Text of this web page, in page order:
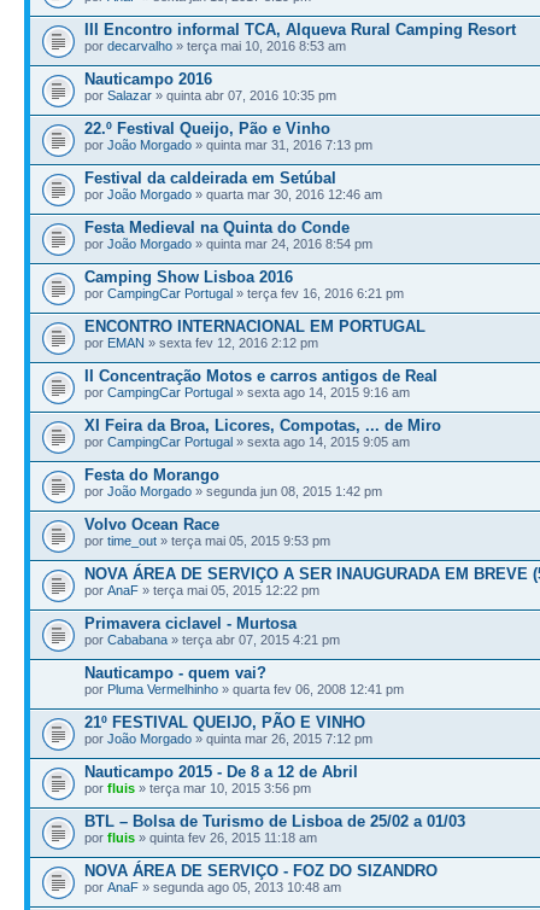
III Encontro informal TCA, Alqueva Rural Camping Resort
por decarvalho » terça mai 10, 2016 8:53 am
Nauticampo 2016
por Salazar » quinta abr 07, 2016 10:35 pm
22.º Festival Queijo, Pão e Vinho
por João Morgado » quinta mar 31, 2016 7:13 pm
Festival da caldeirada em Setúbal
por João Morgado » quarta mar 30, 2016 12:46 am
Festa Medieval na Quinta do Conde
por João Morgado » quinta mar 24, 2016 8:54 pm
Camping Show Lisboa 2016
por CampingCar Portugal » terça fev 16, 2016 6:21 pm
ENCONTRO INTERNACIONAL EM PORTUGAL
por EMAN » sexta fev 12, 2016 2:12 pm
II Concentração Motos e carros antigos de Real
por CampingCar Portugal » sexta ago 14, 2015 9:16 am
XI Feira da Broa, Licores, Compotas, ... de Miro
por CampingCar Portugal » sexta ago 14, 2015 9:05 am
Festa do Morango
por João Morgado » segunda jun 08, 2015 1:42 pm
Volvo Ocean Race
por time_out » terça mai 05, 2015 9:53 pm
NOVA ÁREA DE SERVIÇO A SER INAUGURADA EM BREVE
por AnaF » terça mai 05, 2015 12:22 pm
Primavera ciclavel - Murtosa
por Cababana » terça abr 07, 2015 4:21 pm
Nauticampo - quem vai?
por Pluma Vermelhinho » quarta fev 06, 2008 12:41 pm
21º FESTIVAL QUEIJO, PÃO E VINHO
por João Morgado » quinta mar 26, 2015 7:12 pm
Nauticampo 2015 - De 8 a 12 de Abril
por fluis » terça mar 10, 2015 3:56 pm
BTL – Bolsa de Turismo de Lisboa de 25/02 a 01/03
por fluis » quinta fev 26, 2015 11:18 am
NOVA ÁREA DE SERVIÇO - FOZ DO SIZANDRO
por AnaF » segunda ago 05, 2013 10:48 am